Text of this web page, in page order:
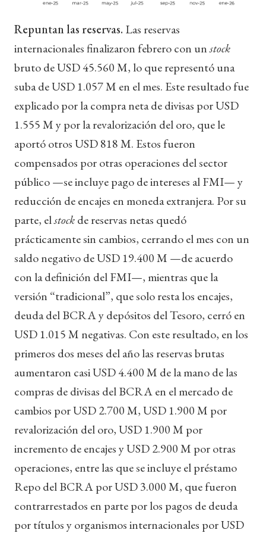
Repuntan las reservas. Las reservas
internacionales finalizaron febrero con unstock
bruto de USD 45.560 M, lo que representó una
suba de USD 1.057 M en el mes. Este resultado fue
explicado por la compra neta de divisas por USD
1.555 M y por la revalorización del oro, que le
aportó otros USD 818 M. Estos fueron
compensados por otras operaciones del sector
público —se incluye pago de intereses al FMI— y
reducción de encajes en moneda extranjera. Por su
parte, elstockde reservas netas quedó
prácticamente sin cambios, cerrando el mes con un
saldo negativo de USD 19.400 M —de acuerdo
con la definición del FMI—, mientras que la
versión “tradicional”, que solo resta los encajes,
deuda del BCRA y depósitos del Tesoro, cerró en
USD 1.015 M negativas. Con este resultado, en los
primeros dos meses del año las reservas brutas
aumentaron casi USD 4.400 M de la mano de las
compras de divisas del BCRA en el mercado de
cambios por USD 2.700 M, USD 1.900 M por
revalorización del oro, USD 1.900 M por
incremento de encajes y USD 2.900 M por otras
operaciones, entre las que se incluye el préstamo
Repo del BCRA por USD 3.000 M, que fueron
contrarrestados en parte por los pagos de deuda
por títulos y organismos internacionales por USD